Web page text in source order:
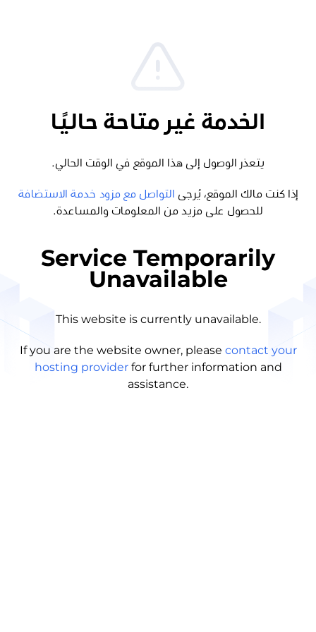
الخدمة غير متاحة حاليًا
يتعذر الوصول إلى هذا الموقع في الوقت الحالي.
إذا كنت مالك الموقع، يُرجى
التواصل مع مزود خدمة الاستضافة
للحصول على مزيد من المعلومات والمساعدة.
Service Temporarily
Unavailable
This website is currently unavailable.
If you are the website owner, please contact your
hosting provider for further information and
assistance.